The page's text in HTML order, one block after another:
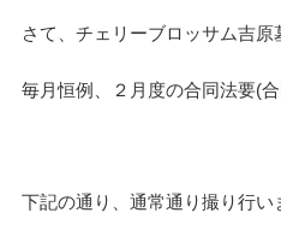
さて、チェリーブロッサム吉原
毎月恒例、２月度の合同法要(
下記の通り、通常通り撮り行い